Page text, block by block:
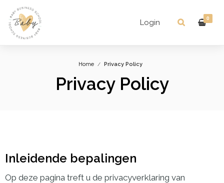
Login 0
Home Privacy Policy
Privacy Policy
Inleidende bepalingen
Op deze pagina treft u de privacyverklaring van